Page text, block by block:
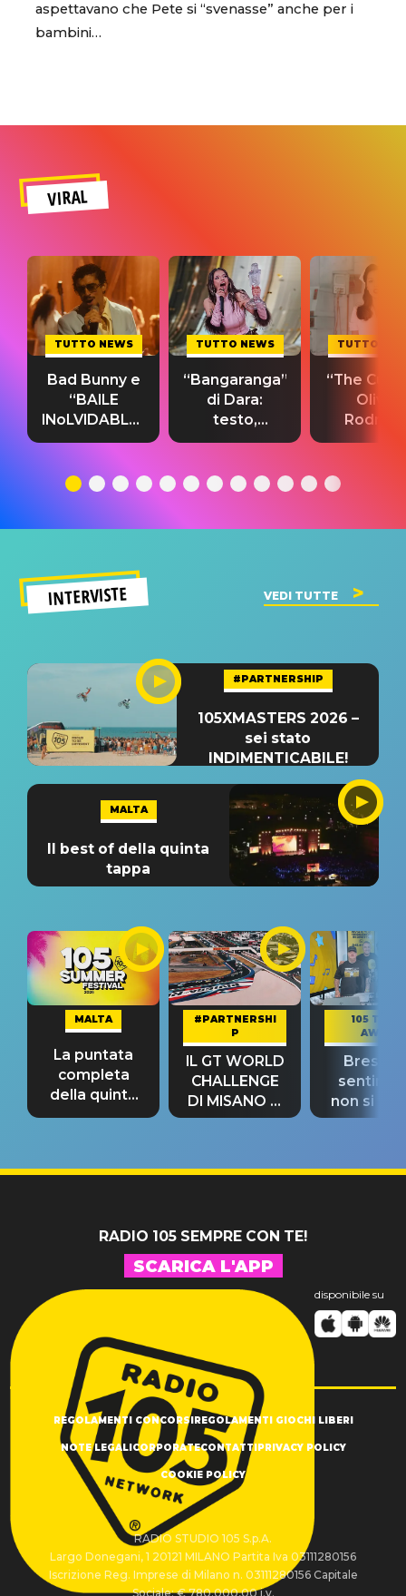
aspettavano che Pete si “svenasse” anche per i
bambini…
VIRAL
TUTTO NEWS
Bad Bunny e
“BAILE
INoLVIDABLE”:
testo,
significato
TUTTO NEWS
“Bangaranga”
di Dara:
testo,
traduzione e
del singolo
TUTTO
“The
Olivia
testo,
INTERVISTE VEDI TUTTE
#PARTNERSHIP
105XMASTERS 2026 –
sei stato
INDIMENTICABILE!
MALTA
Il best of della quinta
tappa
MALTA
La puntata
completa
della quinta
tappa
#PARTNERSHI
P
IL GT WORLD
CHALLENGE
DI MISANO si
riconferma
105 TAKE
AWAY
Bresh:
non si
fino alla
RADIO 105 SEMPRE CON TE!
SCARICA L'APP
disponibile su
REGOLAMENTI CONCORSIREGOLAMENTI GIOCHI LIBERI
NOTE LEGALICORPORATECONTATTIPRIVACY POLICY
COOKIE POLICY
RADIO STUDIO 105 S.p.A.
Largo Donegani, 1 20121 MILANO Partita Iva 03111280156
Iscrizione Reg. Imprese di Milano n. 03111280156 Capitale
Sociale: € 780.000,00 i.v.